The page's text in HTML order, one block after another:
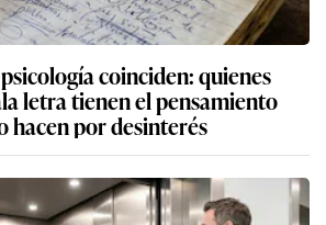
coinciden: quienes
letra tienen el pensamiento
hacen por desinterés